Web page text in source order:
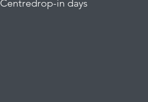
Centredrop-in days